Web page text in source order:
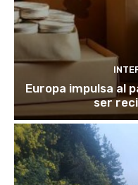
Europa impulsa al
ser